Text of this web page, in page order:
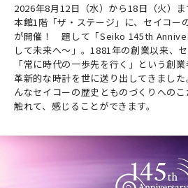
2026年8月12日（水）から18日（火）
本館1階「ザ・ステージ」に、セイコー
が開催！ 題して「Seiko 145th
して未来へ～」。1881年の創業以来、
「常に時代の一歩先を行く」という創
革新的な時計を世に送り出してきまし
んなセイコーの歴史とものづくりへのこ
触れて、感じることができます。